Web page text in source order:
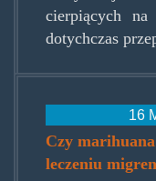
cierpiących
dotychczas
16
Czy
leczeniu